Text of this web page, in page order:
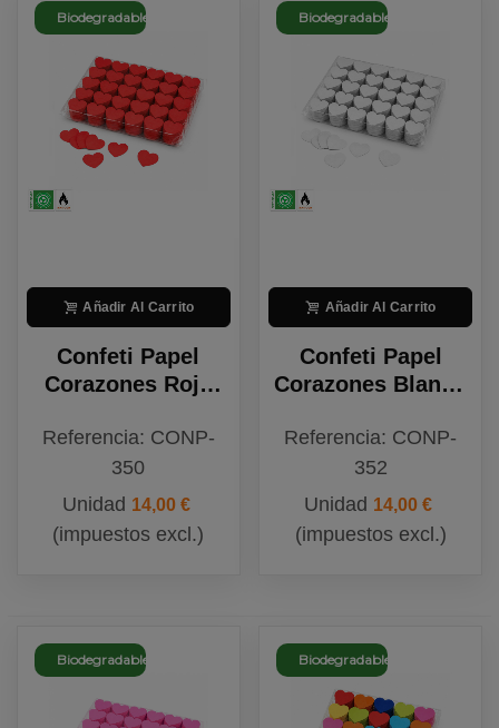
Biodegradable
Añadir Al Carrito
Confeti Papel
Corazones Rojo
Referencia: CONP-
350
Unidad 14,00 €
(impuestos excl.)
Biodegradable
Añadir Al Carrito
Confeti Papel
Corazones Blanco
Referencia: CONP-
352
Unidad 14,00 €
(impuestos excl.)
Biodegradable Biodegradable